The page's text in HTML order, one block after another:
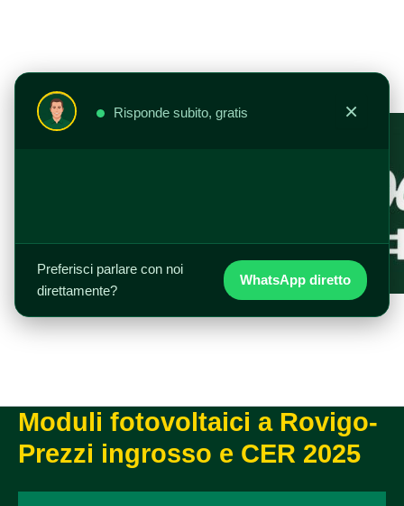
Risponde subito, gratis ×
Preferisci parlare con noi
direttamente?
WhatsApp diretto
Moduli fotovoltaici a Rovigo-
Prezzi ingrosso e CER 2025